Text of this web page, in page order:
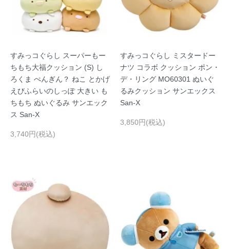
すみっコぐらし スーパーもー
ちもち大福クッション (S) し
ろくま ぺんぎん？ ねこ とかげ
えびふらいのしっぽ 大きい も
ちもち ぬいぐるみ サンエック
ス San-X
3,740円(税込)
すみっコぐらし ミスタードー
ナツ コラボ クッション ポン・
デ・リング MO60301 ぬいぐ
るみクッション サンエックス
San-X
3,850円(税込)